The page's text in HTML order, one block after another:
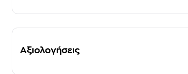
Αξιολογήσεις